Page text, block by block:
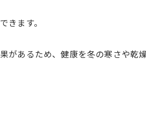
きます。
があるため、健康を冬の寒さや乾